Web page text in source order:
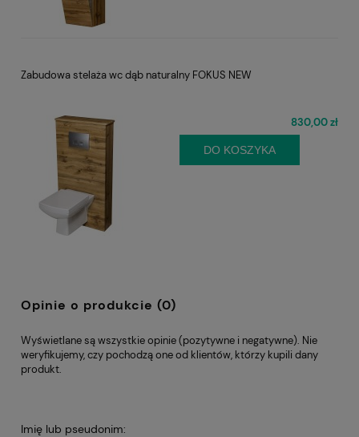
Zabudowa stelaża wc dąb naturalny FOKUS NEW
830,00 zł
DO KOSZYKA
Opinie o produkcie (0)
Wyświetlane są wszystkie opinie (pozytywne i negatywne). Nie
weryfikujemy, czy pochodzą one od klientów, którzy kupili dany
produkt.
Imię lub pseudonim: